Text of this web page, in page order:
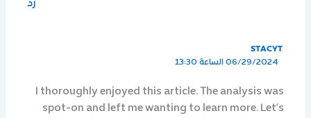
رد
STACYT
06/29/2024 الساعة 13:30
I thoroughly enjoyed this article. The analysis was
spot-on and left me wanting to learn more. Let’s